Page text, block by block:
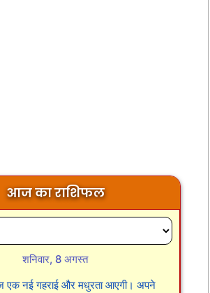
आज का राशिफल
शनिवार, 8 अगस्त
एक नई गहराई और मधुरता आएगी। अपने